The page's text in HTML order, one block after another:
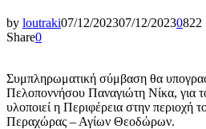
by loutraki07/12/202307/12/20230822
Share0
Συμπληρωματική σύμβαση θα
Πελοποννήσου Παναγιώτη Νίκα, για
υλοποιεί η Περιφέρεια στην περιοχή
Περαχώρας – Αγίων Θεοδώρων.